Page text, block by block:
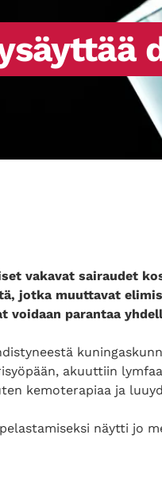
vakavat sairaudet
jotka muuttavat
voidaan parantaa
akuuttiin
kemoterapiaa ja
näytti jo